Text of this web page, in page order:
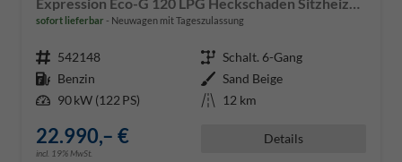
sofort lieferbar Neuwagen mit Tageszulassung
Fahrzeugnr. 542148 Getriebe Schalt. 6-Gang
Kraftstoff Benzin Außenfarbe Sand Beige
Leistung 90 kW (122 PS) Kilometerstand 12 km
22.990,– €
incl. 19% MwSt.
Details